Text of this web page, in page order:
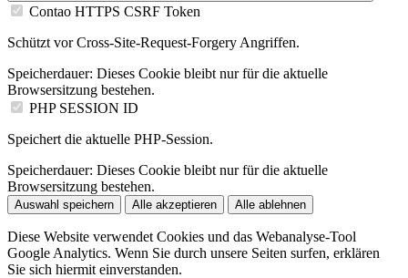
Contao HTTPS CSRF Token
Schützt vor Cross-Site-Request-Forgery Angriffen.
Speicherdauer: Dieses Cookie bleibt nur für die aktuelle
Browsersitzung bestehen.
PHP SESSION ID
Speichert die aktuelle PHP-Session.
Speicherdauer: Dieses Cookie bleibt nur für die aktuelle
Browsersitzung bestehen.
Auswahl speichern Alle akzeptieren Alle ablehnen
Diese Website verwendet Cookies und das Webanalyse-Tool
Google Analytics. Wenn Sie durch unsere Seiten surfen, erklären
Sie sich hiermit einverstanden.